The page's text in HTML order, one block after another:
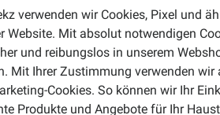
verwenden wir Cookies, Pixel und
Website. Mit absolut notwendigen
und reibungslos in unserem
Mit Ihrer Zustimmung verwenden wir
Cookies. So können wir Ihr
Produkte und Angebote für Ihr